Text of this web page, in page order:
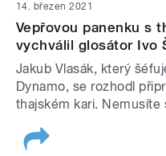
14. březen 2021
Vepřovou panenku s
vychválil glosátor Ivo
Jakub Vlasák, který
Dynamo, se rozhodl
thajském kari. Nemusíte